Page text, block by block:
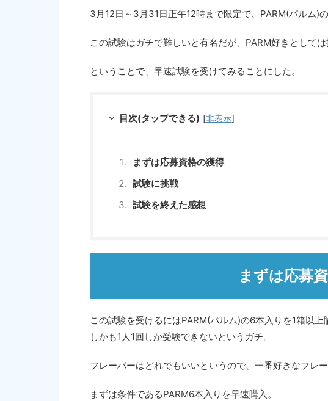
3月12日～3月31日正午12時まで限定で、PARM(パルム)
この試験はガチで難しいと有名だが、PARM好きとして
ということで、早速試験を受けてみることにした。
目次(タップできる) [非表示]
まずは応募資格の獲得
試験に挑戦
試験を終えた感想
まずは応募
この試験を受けるにはPARM(パルム)の6本入りを1箱以上
しかも1人1回しか受験できないというガチ。
フレーパーはどれでもいいというので、一番好きなフレー
まずは条件であるPARM6本入りを早速購入。